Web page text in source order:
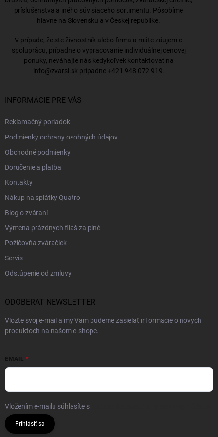
príslušenstva a iného súvisiaceho sortimentu. Pôsobíme
hlavne na Slovensku a v Českej republike.
V prípade, že ste živnostník alebo firma a máte záujem o
spoluprácu, prípadne o vypracovanie individuálnej cenovej
ponuky, neváhajte nás kedykoľvek kontaktovať na
info@zvarsi.sk prípadne +421 948 072 919
INFORMÁCIE PRE VÁS
Reklamačný poriadok
Podmienky ochrany osobných údajov
Obchodné podmienky
Doručenie a platba
Kontakty
Nákup na splátky Quatro
Blog o zváraní
Výmena prázdnych fliaš za plné
Požičovňa zváračiek
Servis
Odstúpenie od zmluvy
ODOBERAŤ NEWSLETTER
Vložte svoj e-mail a my Vám budeme zasielať informácie o nových
produktoch na našom e-shope.
EMAIL
Vložením e-mailu súhlasíte s
Prihlásiť sa